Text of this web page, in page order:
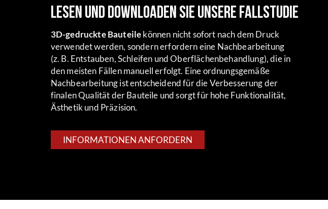
Lesen und downloaden Sie unsere Fallstudie
3D-gedruckte Bauteile können nicht sofort nach dem Druck
verwendet werden, sondern erfordern eine Nachbearbeitung
(z. B. Entstauben, Schleifen und Oberflächenbehandlung), die in
den meisten Fällen manuell erfolgt. Eine ordnungsgemäße
Nachbearbeitung ist entscheidend für die Verbesserung der
finalen Qualität der Bauteile und sorgt für hohe Funktionalität,
Ästhetik und Präzision.
INFORMATIONEN ANFORDERN